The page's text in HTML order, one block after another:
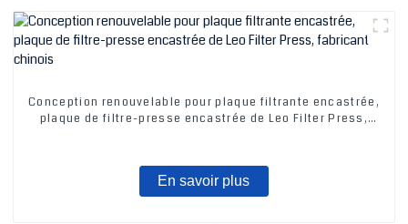
Conception renouvelable pour plaque filtrante encastrée,
plaque de filtre-presse encastrée de Leo Filter Press,
En savoir plus